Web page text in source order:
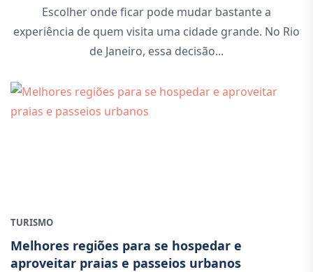
Escolher onde ficar pode mudar bastante a
experiência de quem visita uma cidade grande. No Rio
de Janeiro, essa decisão...
TURISMO
Melhores regiões para se hospedar e
aproveitar praias e passeios urbanos